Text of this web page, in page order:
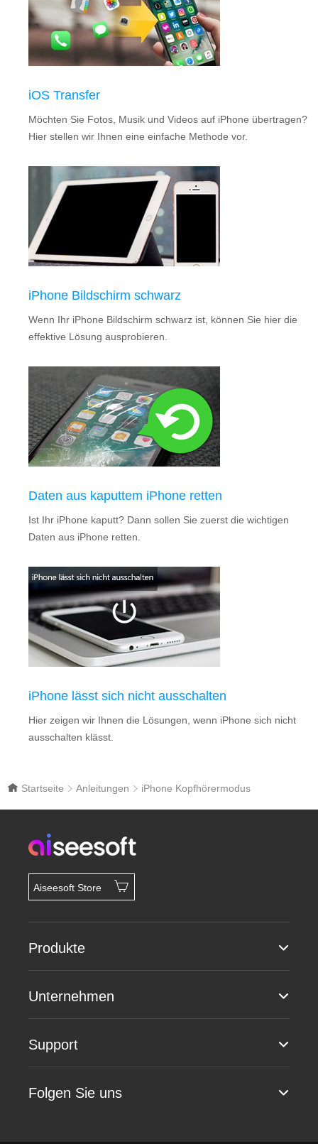
iOS Transfer
Möchten Sie Fotos, Musik und Videos auf iPhone übertragen?
Hier stellen wir Ihnen eine einfache Methode vor.
iPhone Bildschirm schwarz
Wenn Ihr iPhone Bildschirm schwarz ist, können Sie hier die
effektive Lösung ausprobieren.
Daten aus kaputtem iPhone retten
Ist Ihr iPhone kaputt? Dann sollen Sie zuerst die wichtigen
Daten aus iPhone retten.
iPhone lässt sich nicht ausschalten
Hier zeigen wir Ihnen die Lösungen, wenn iPhone sich nicht
ausschalten klässt.
Startseite Anleitungen iPhone Kopfhörermodus
Aiseesoft Store
Produkte
Unternehmen
Support
Folgen Sie uns